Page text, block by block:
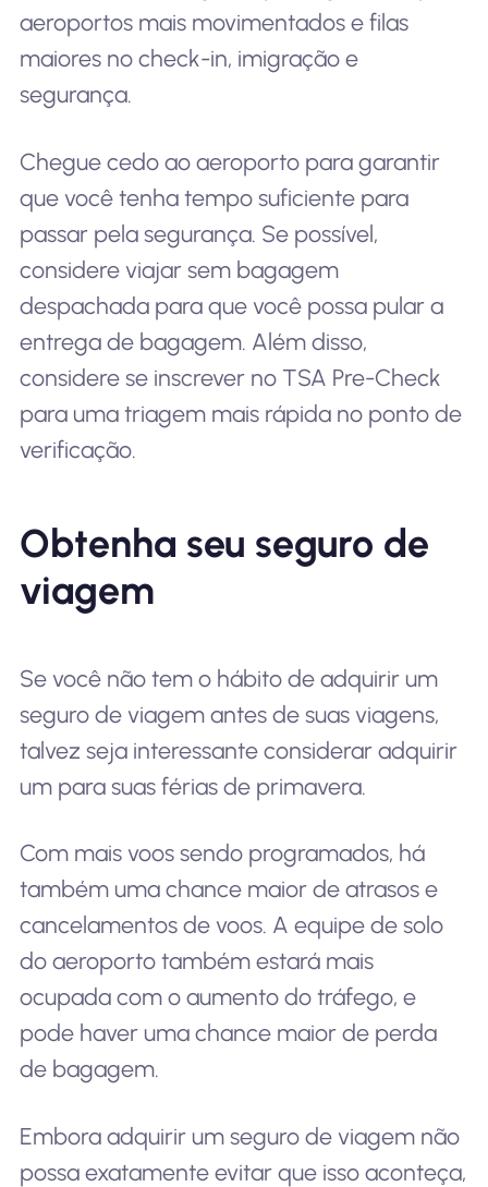
aeroportos mais movimentados e filas
maiores no check-in, imigração e
segurança.
Chegue cedo ao aeroporto para garantir
que você tenha tempo suficiente para
passar pela segurança. Se possível,
considere viajar sem bagagem
despachada para que você possa pular a
entrega de bagagem. Além disso,
considere se inscrever no TSA Pre-Check
para uma triagem mais rápida no ponto de
verificação.
Obtenha seu seguro de
viagem
Se você não tem o hábito de adquirir um
seguro de viagem antes de suas viagens,
talvez seja interessante considerar adquirir
um para suas férias de primavera.
Com mais voos sendo programados, há
também uma chance maior de atrasos e
cancelamentos de voos. A equipe de solo
do aeroporto também estará mais
ocupada com o aumento do tráfego, e
pode haver uma chance maior de perda
de bagagem.
Embora adquirir um seguro de viagem não
possa exatamente evitar que isso aconteça,